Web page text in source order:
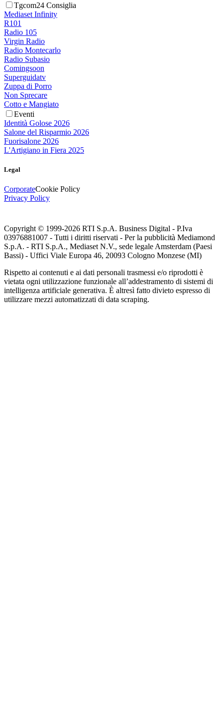
Tgcom24 Consiglia
Mediaset Infinity
R101
Radio 105
Virgin Radio
Radio Montecarlo
Radio Subasio
Comingsoon
Superguidatv
Zuppa di Porro
Non Sprecare
Cotto e Mangiato
Eventi
Identità Golose 2026
Salone del Risparmio 2026
Fuorisalone 2026
L'Artigiano in Fiera 2025
Legal
CorporateCookie Policy
Privacy Policy
Copyright © 1999-2026 RTI S.p.A. Business Digital - P.Iva
03976881007 - Tutti i diritti riservati - Per la pubblicità Mediamond
S.p.A. - RTI S.p.A., Mediaset N.V., sede legale Amsterdam (Paesi
Bassi) - Uffici Viale Europa 46, 20093 Cologno Monzese (MI)
Rispetto ai contenuti e ai dati personali trasmessi e/o riprodotti è
vietata ogni utilizzazione funzionale all’addestramento di sistemi di
intelligenza artificiale generativa. È altresì fatto divieto espresso di
utilizzare mezzi automatizzati di data scraping.